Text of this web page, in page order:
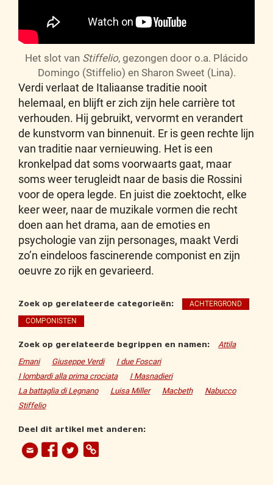
Het slot van Stiffelio, gezongen door o.a. Plácido
Domingo (Stiffelio) en Sharon Sweet (Lina).
Verdi verlaat de Italiaanse traditie nooit
helemaal, en blijft er zich zijn hele carrière tot
verhouden. Hij gebruikt, vervormt en verandert
de kunstvorm van binnenuit. Er is geen rechte lijn
van traditie naar vernieuwing. Het is een
kronkelpad dat soms voorwaarts gaat, maar
soms weer terugleidt naar de basis die Rossini
voor de opera legde. En juist die zoektocht, elke
keer weer, naar de muzikale vormen die recht
doen aan het drama, aan de emoties en
psychologie van zijn personages, maakt Verdi
zo’n eindeloos fascinerende componist en zijn
oeuvre zo rijk en gevarieerd.
Zoek op gerelateerde categorieën:
ACHTERGROND
COMPONISTEN
Zoek op gerelateerde begrippen en namen:
Attila
Ernani
Giuseppe Verdi
I due Foscari
I lombardi alla prima crociata
I Masnadieri
La battaglia di Legnano
Luisa Miller Macbeth
Nabucco
Stiffelio
Deel dit artikel met anderen: